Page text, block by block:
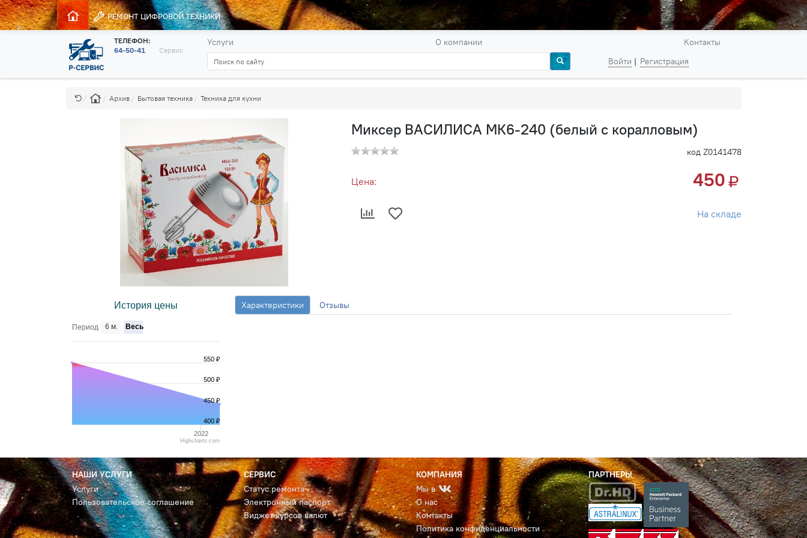
РЕМОНТЦИФРОВОЙ ТЕХНИКИ
ТЕЛЕФОН:
64-50-41
Сервис
Услуги О компании
Контакты
Войти
Регистрация
Архив Бытовая техника Техника для кухни
Миксер ВАСИЛИСА МК6-240 (белый с коралловым)
код Z0141478
Цена: 450
На складе
История цены
2022
450 ₽
500 ₽
550 ₽
400 ₽
Период 6 м. Весь
Highcharts.com
Характеристики Отзывы
НАШИ УСЛУГИ
Услуги
Пользовательское соглашение
СЕРВИС
Статус ремонта
Электронный паспорт
Виджет курсов валют
КОМПАНИЯ
Мы в
О нас
Контакты
Политика конфиденциальности
ПАРТНЕРЫ